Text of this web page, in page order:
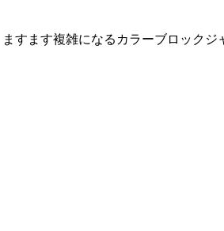
すます複雑になるカラーブロックジ